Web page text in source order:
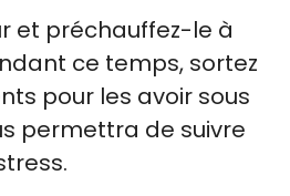
et préchauffez-le à
ce temps, sortez
pour les avoir sous
permettra de suivre